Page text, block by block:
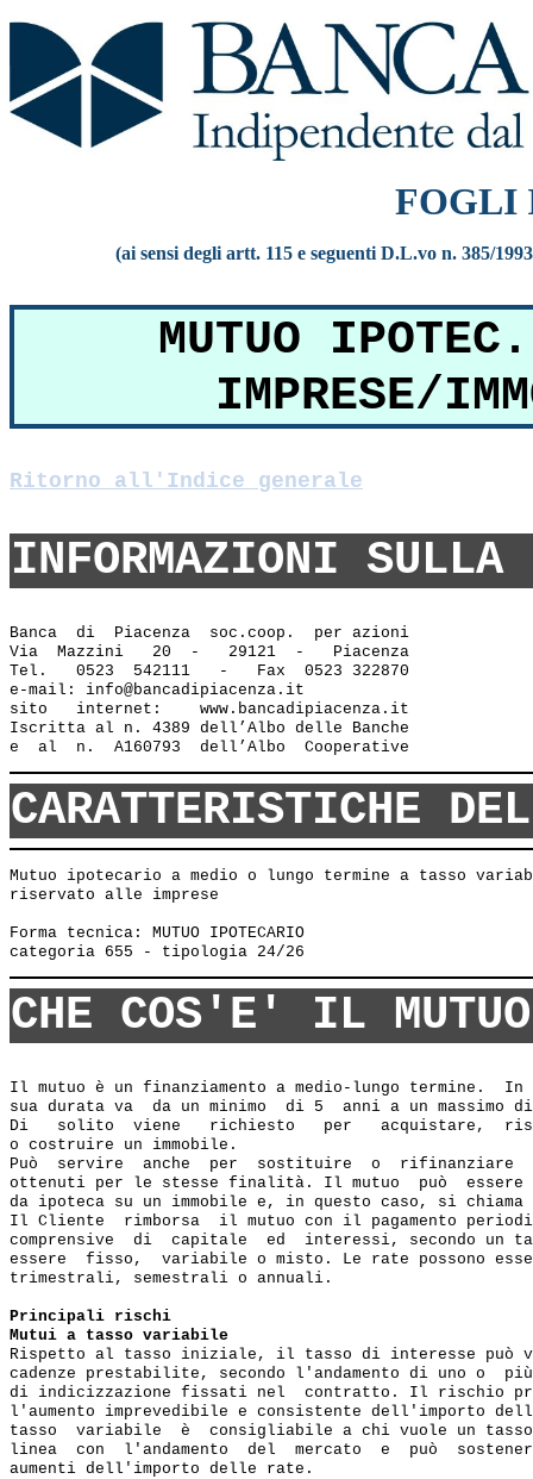
FOGLI
(ai sensi degli artt. 115 e seguenti D.L.vo n. 385/
MUTUO
IMPRESE/
Ritorno all'Indice generale
INFORMAZIONI SULLA
Banca  di  Piacenza  soc.coop.  per azioni
Via  Mazzini   20  -   29121  -   Piacenza
Tel.   0523  542111   -   Fax  0523 322870
e-mail: info@bancadipiacenza.it
sito   internet:    www.bancadipiacenza.it
Iscritta al n. 4389 dell’Albo delle Banche
CARATTERISTICHE DEL
Mutuo ipotecario a medio o lungo termine a tasso
riservato alle imprese
Forma tecnica: MUTUO IPOTECARIO
CHE COS'E' IL
Il mutuo è un finanziamento a medio-lungo termine.  In
sua durata va  da un minimo  di 5  anni a un massimo
Di   solito  viene   richiesto   per   acquistare,
o costruire un immobile.
Può  servire  anche  per  sostituire  o  rifinanziare
ottenuti per le stesse finalità. Il mutuo  può  essere
da ipoteca su un immobile e, in questo caso, si
Il Cliente  rimborsa  il mutuo con il pagamento
comprensive  di  capitale  ed  interessi, secondo un
essere  fisso,  variabile o misto. Le rate possono
trimestrali, semestrali o annuali.
Principali rischi
Mutui a tasso variabile
Rispetto al tasso iniziale, il tasso di interesse può
cadenze prestabilite, secondo l'andamento di uno o
di indicizzazione fissati nel  contratto. Il rischio
l'aumento imprevedibile e consistente dell'importo
tasso  variabile  è  consigliabile a chi vuole un tasso
linea  con  l'andamento  del  mercato  e  può
aumenti dell'importo delle rate.